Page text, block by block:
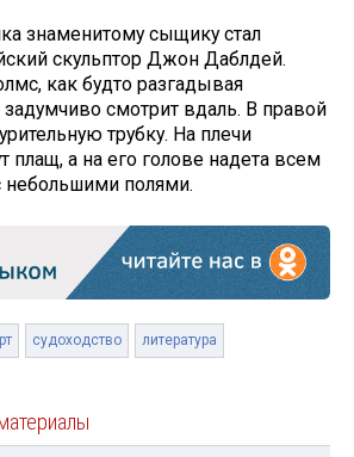
знаменитому сыщику стал
скульптор Джон Даблдей.
как будто разгадывая
смотрит вдаль. В правой
трубку. На плечи
плащ, а на его голове надета всем
небольшими полями.
судоходство литература